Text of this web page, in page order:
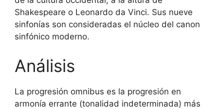
Shakespeare o Leonardo da Vinci. Sus nueve
sinfonías son consideradas el núcleo del canon
sinfónico moderno.
Análisis
La progresión omnibus es la progresión en
armonía errante (tonalidad indeterminada) más